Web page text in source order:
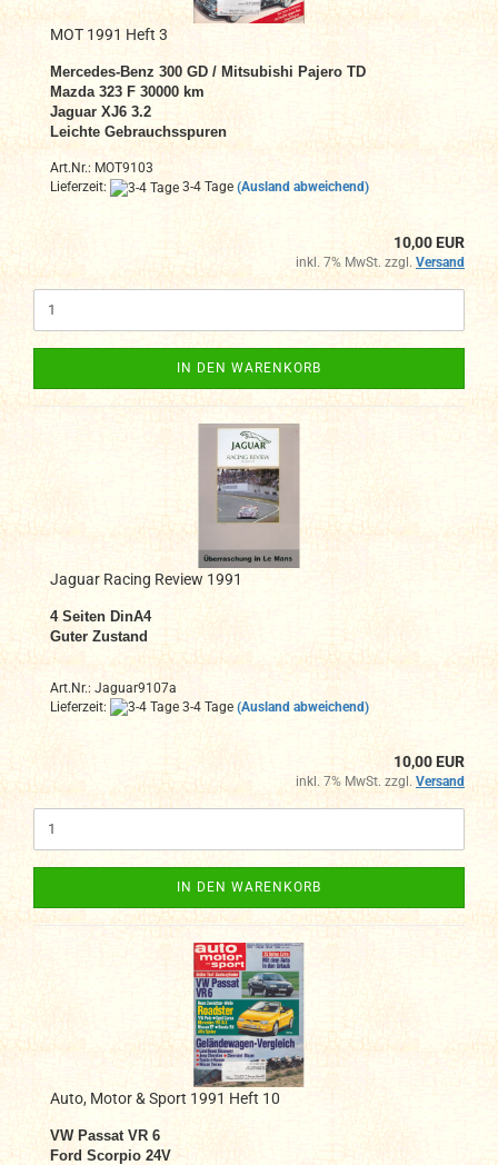
MOT 1991 Heft 3
Mercedes-Benz 300 GD / Mitsubishi Pajero TD
Mazda 323 F 30000 km
Jaguar XJ6 3.2
Leichte Gebrauchsspuren
Art.Nr.: MOT9103
Lieferzeit:
3-4 Tage (Ausland abweichend)
10,00 EUR
inkl. 7% MwSt. zzgl. Versand
IN DEN WARENKORB
Jaguar Racing Review 1991
4 Seiten DinA4
Guter Zustand
Art.Nr.: Jaguar9107a
Lieferzeit:
3-4 Tage (Ausland abweichend)
10,00 EUR
inkl. 7% MwSt. zzgl. Versand
IN DEN WARENKORB
Auto, Motor & Sport 1991 Heft 10
VW Passat VR 6
Ford Scorpio 24V